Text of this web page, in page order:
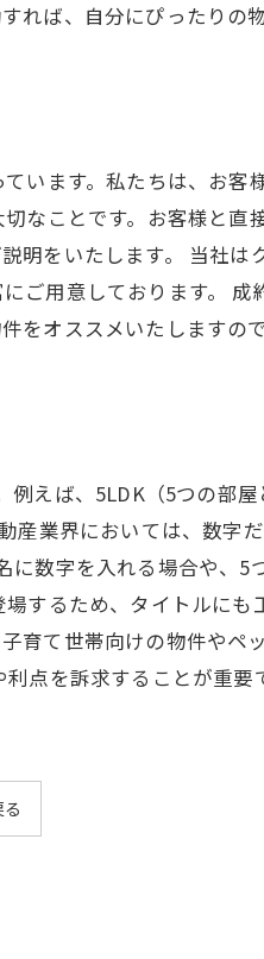
ば、自分にぴったりの
います。私たちは、お客
なことです。お客様と
明をいたします。 当社
ご用意しております。
オススメいたしますの
えば、5LDK（5つの部
業界においては、数字
数字を入れる場合や、
するため、タイトルに
育て世帯向けの物件やペ
点を訴求することが重